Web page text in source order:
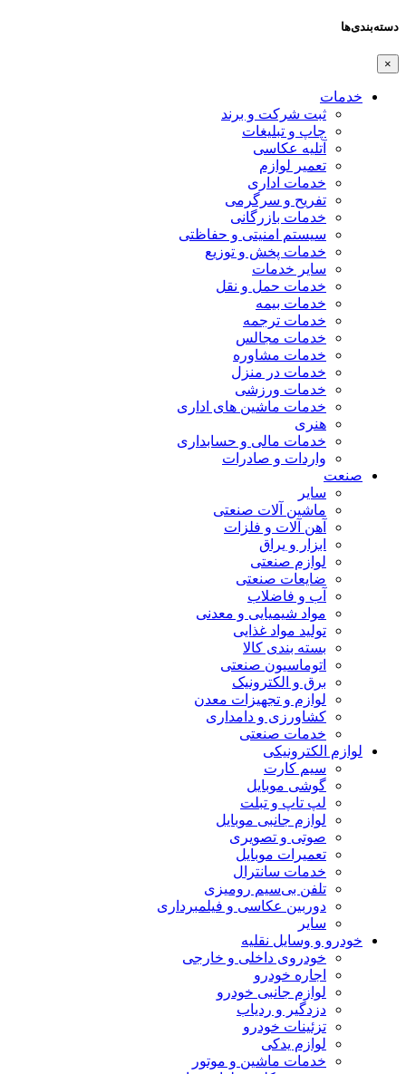
دسته‌بندی‌ها
×
خدمات
ثبت شرکت و برند
چاپ و تبلیغات
آتلیه عکاسی
تعمیر لوازم
خدمات اداری
تفریح و سرگرمی
خدمات بازرگانی
سیستم امنیتی و حفاظتی
خدمات پخش و توزیع
سایر خدمات
خدمات حمل و نقل
خدمات بیمه
خدمات ترجمه
خدمات مجالس
خدمات مشاوره
خدمات در منزل
خدمات ورزشی
خدمات ماشین های اداری
هنری
خدمات مالی و حسابداری
واردات و صادرات
صنعت
سایر
ماشین آلات صنعتی
آهن آلات و فلزات
ابزار و یراق
لوازم صنعتی
ضایعات صنعتی
آب و فاضلاب
مواد شیمیایی و معدنی
تولید مواد غذایی
بسته بندی کالا
اتوماسیون صنعتی
برق و الکترونیک
لوازم و تجهیزات معدن
کشاورزی و دامداری
خدمات صنعتی
لوازم الکترونیکی
سیم کارت
گوشی موبایل
لپ تاپ و تبلت
لوازم جانبی موبایل
صوتی و تصویری
تعمیرات موبایل
خدمات سانترال
تلفن بی‌سیم رومیزی
دوربین عکاسی و فیلمبرداری
سایر
خودرو و وسایل نقلیه
خودروی داخلی و خارجی
اجاره خودرو
لوازم جانبی خودرو
دزدگیر و ردیاب
تزئینات خودرو
لوازم یدکی
خدمات ماشین و موتور